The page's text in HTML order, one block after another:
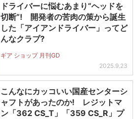
ドライバーに悩むあまり“ヘッドを
切断”! 開発者の苦肉の策から誕生
した「アイアンドライバー」ってど
んなクラブ?
ギア ショップ 月刊GD
2025.9.23
こんなにカッコいい国産センターシ
ャフトがあったのか! レジットマ
ン「362 CS_T」「359 CS_R」プ